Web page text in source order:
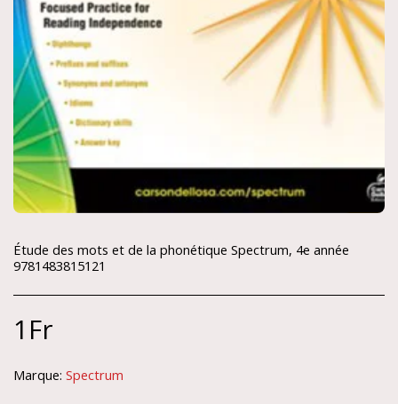
Étude des mots et de la phonétique Spectrum, 4e année
9781483815121
1 Fr
Marque: Spectrum